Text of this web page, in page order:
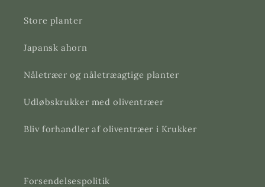
Store planter
Japansk ahorn
Nåletræer og nåletræagtige planter
Udløbskrukker med oliventræer
Bliv forhandler af oliventræer i Krukker
Forsendelsespolitik